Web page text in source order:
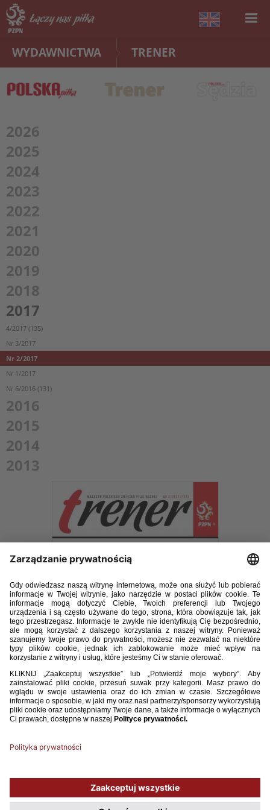
WYDAWNICTWA TRENER
2026
2025
2024
2023
2022
2021
2020
2019
2018
2017
4/2017 (135)
Nr 3/2017
Nr 2/2017
Nr 1/2017
Nr 6/2016 (131)
2016
2015
2014
2013
E-TRENER_2_2017.pdf
Używamy plików cookies, aby ułatwić Ci korzystanie z naszego serwisu
oraz do celów statystycznych. Jeśli nie blokujesz tych plików, to zgadzasz